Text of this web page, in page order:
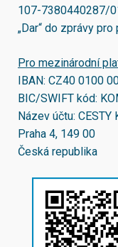
107-7380440287/
„Dar“ do zprávy pro
Pro mezinárodní
IBAN: CZ40 0100
BIC/SWIFT kód:
Název účtu: CESTY
Praha 4, 149 00
Česká republika